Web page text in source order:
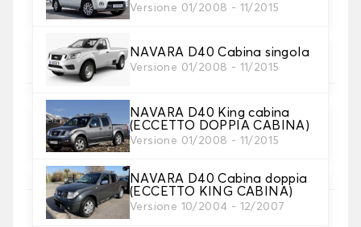
Versione 01/2008 - 11/2015
NAVARA D40 Cabina singola
Versione 01/2008 - 11/2015
NAVARA D40 King cabina
(ECCETTO DOPPIA CABINA)
Versione 01/2008 - 11/2015
NAVARA D40 Cabina doppia
(ECCETTO KING CABINA)
Versione 10/2004 - 12/2007
Scegliere il materiale della cinghia.
6. Colore dela cinghia
Scegliere il colore del cinturino.
7. Antiscivolo Autogrip®